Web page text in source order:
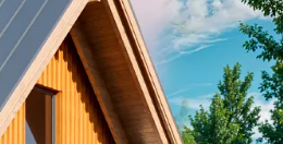
wycenę mogą mieć wpływ
ustalenia. Ceny nie
transportu. Ceny netto.
powierzchnia domów
podłodze. Podane ceny
oferty handlowej w